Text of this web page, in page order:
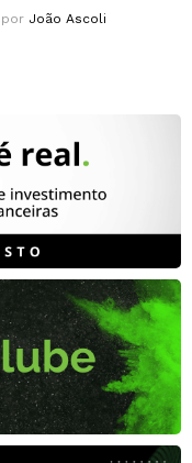
por João Ascoli